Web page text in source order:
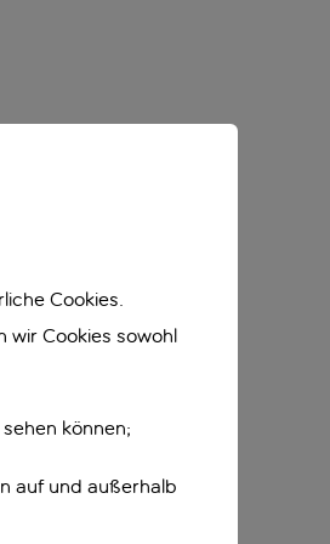
Cookies.
wir Cookies sowohl
können;
auf und außerhalb